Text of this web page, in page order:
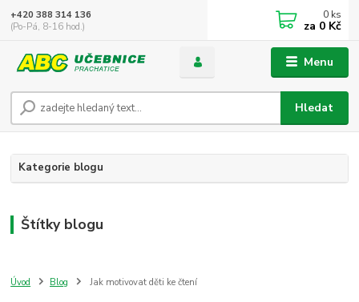
Menu
Hledat
+420 388 314 136
(Po-Pá, 8-16 hod.)
0 ks
za 0 Kč
Kategorie blogu
Štítky blogu
Úvod Blog Jak motivovat děti ke čtení